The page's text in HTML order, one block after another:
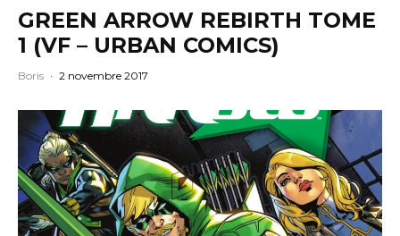
GREEN ARROW REBIRTH TOME
1 (VF – URBAN COMICS)
Boris · 2 novembre 2017